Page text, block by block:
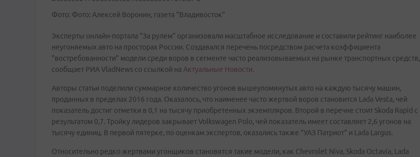
Фото: Фото: Алексей Воронин, газета "Владивосток"
Эксперты онлайн-портала "За рулем" организовали масштабное исследование и составили рейтинг наиболее
неугоняемых авто на просторах России. Создавался перечень посредством расчета коэффициента
"востребованности" модели среди воров в сегменте часто реализовываемых на рынке транспортных средств,
сообщает РИА VladNews со ссылкой на Актуальные Новости.
Авторы статьи поделили суммарное количество угонов вышеупомянутых авто на каждую тысячу машин,
проданных в пределах 2016 года. Оказалось, что наименее часто жертвой воров становится Lada Vesta, чей
показатель достиг отметки в 0,1 на тысячу приобретенных экземпляров. Второй в перечне стоит Skoda Rapid с
результатом 0,7. Тройку лидеров закрывает Volkswagen Polo, чей показатель имеет составляет 2,6 угонов на
тысячу единиц. В первой пятерке, по оценкам экспертов, оказались также "УАЗ Патриот" и Lada Largus.
Относительно редко жертвами угонщиков становятся такие модели, как Chevrolet Niva, Skoda Octavia, Lada